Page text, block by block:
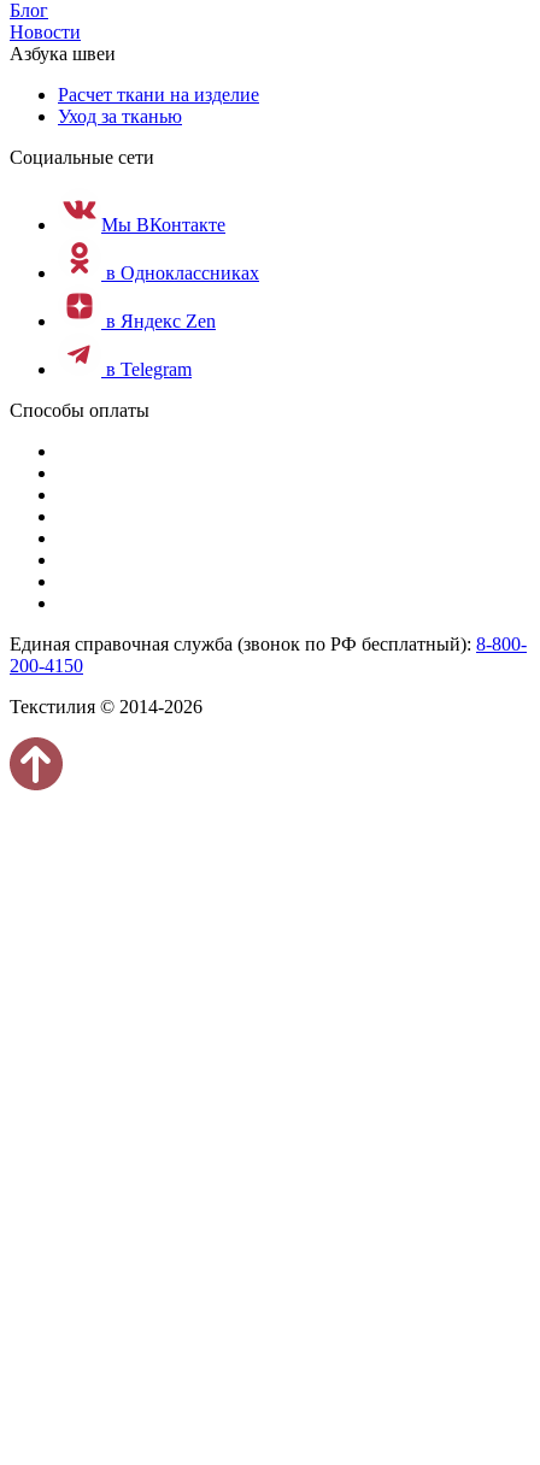
Блог
Новости
Азбука швеи
Расчет ткани на изделие
Уход за тканью
Социальные сети
Мы ВКонтакте
в Одноклассниках
в Яндекс Zen
в Telegram
Способы оплаты
Единая справочная служба (звонок по РФ бесплатный): 8-800-
200-4150
Текстилия © 2014-2026